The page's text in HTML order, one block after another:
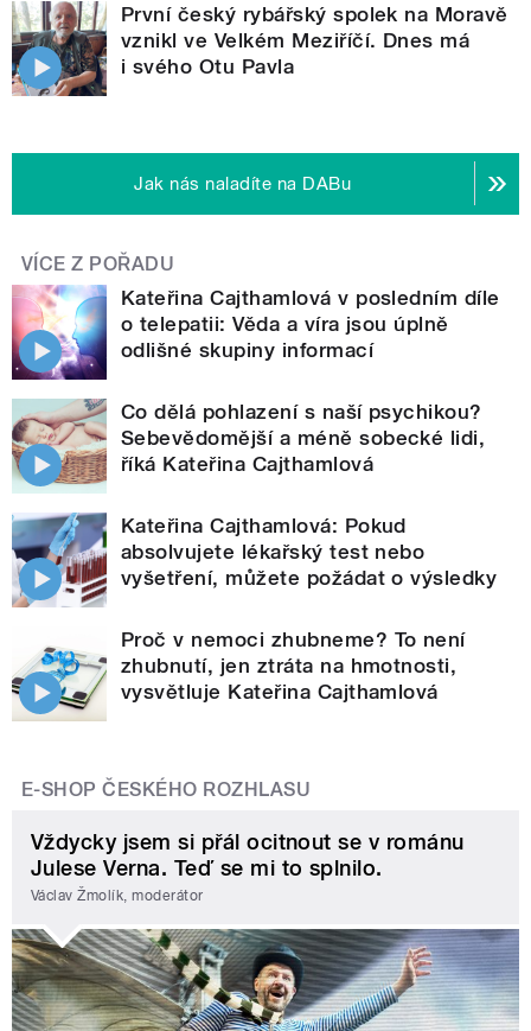
První český rybářský spolek na Moravě
vznikl ve Velkém Meziříčí. Dnes má
i svého Otu Pavla
Jak nás naladíte na DABu
VÍCE Z POŘADU
Kateřina Cajthamlová v posledním díle
o telepatii: Věda a víra jsou úplně
odlišné skupiny informací
Co dělá pohlazení s naší psychikou?
Sebevědomější a méně sobecké lidi,
říká Kateřina Cajthamlová
Kateřina Cajthamlová: Pokud
absolvujete lékařský test nebo
vyšetření, můžete požádat o výsledky
Proč v nemoci zhubneme? To není
zhubnutí, jen ztráta na hmotnosti,
vysvětluje Kateřina Cajthamlová
E-SHOP ČESKÉHO ROZHLASU
Vždycky jsem si přál ocitnout se v románu
Julese Verna. Teď se mi to splnilo.
Václav Žmolík, moderátor